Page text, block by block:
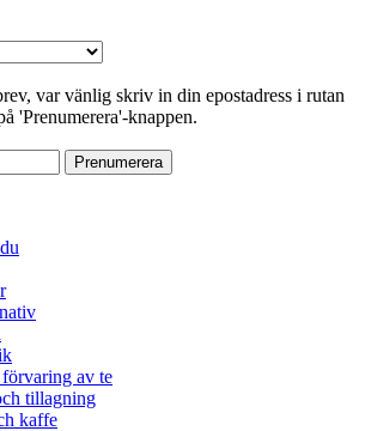
var vänlig skriv in din epostadress i rutan
'Prenumerera'-knappen.
av te
tillagning
kaffe